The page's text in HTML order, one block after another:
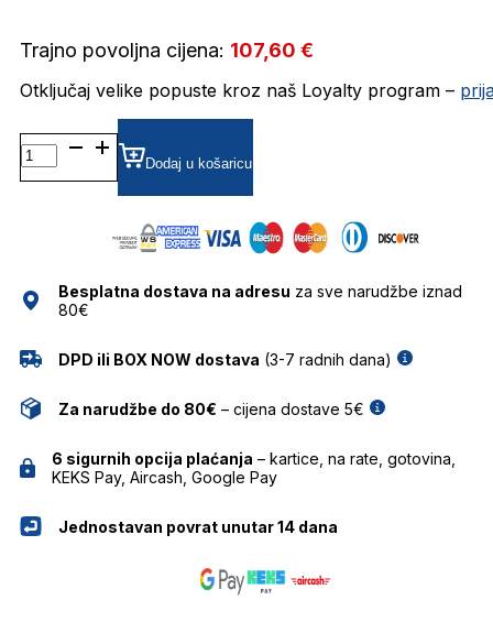
Trajno povoljna cijena: 107,60 €
Otključaj velike popuste kroz naš Loyalty program –
CARRERA247/S SUNČANE
NAOČALE
CARRERA
Dodaj u košaricu
Besplatna dostava na adresu za sve narudžbe iznad
80€
DPD ili BOX NOW dostava (3-7 radnih dana)
Za narudžbe do 80€ – cijena dostave 5€
6 sigurnih opcija plaćanja – kartice, na rate, gotovina,
KEKS Pay, Aircash, Google Pay
Jednostavan povrat unutar 14 dana